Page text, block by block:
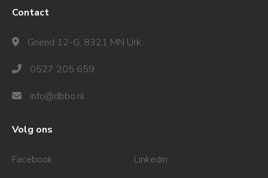
Contact
Griend 12-G, 8321 MN Urk
0527 205 659
info@dbbo.nl
Volg ons
Facebook Linkedin